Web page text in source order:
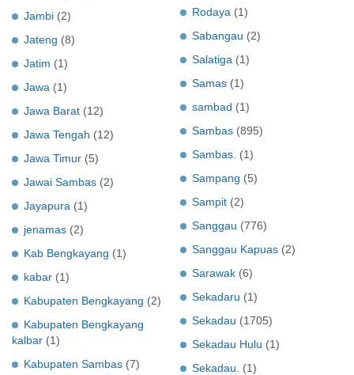
Jambi (2)
Jateng (8)
Jatim (1)
Jawa (1)
Jawa Barat (12)
Jawa Tengah (12)
Jawa Timur (5)
Jawai Sambas (2)
Jayapura (1)
jenamas (2)
Kab Bengkayang (1)
kabar (1)
Kabupaten Bengkayang (2)
Kabupaten Bengkayang
kalbar (1)
Kabupaten Sambas (7)
Rodaya (1)
Sabangau (2)
Salatiga (1)
Samas (1)
sambad (1)
Sambas (895)
Sambas. (1)
Sampang (5)
Sampit (2)
Sanggau (776)
Sanggau Kapuas (2)
Sarawak (6)
Sekadaru (1)
Sekadau (1705)
Sekadau Hulu (1)
Sekadau.
(1)